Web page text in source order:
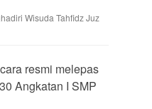
Wisuda Tahfidz Juz
resmi melepas
Angkatan I SMP